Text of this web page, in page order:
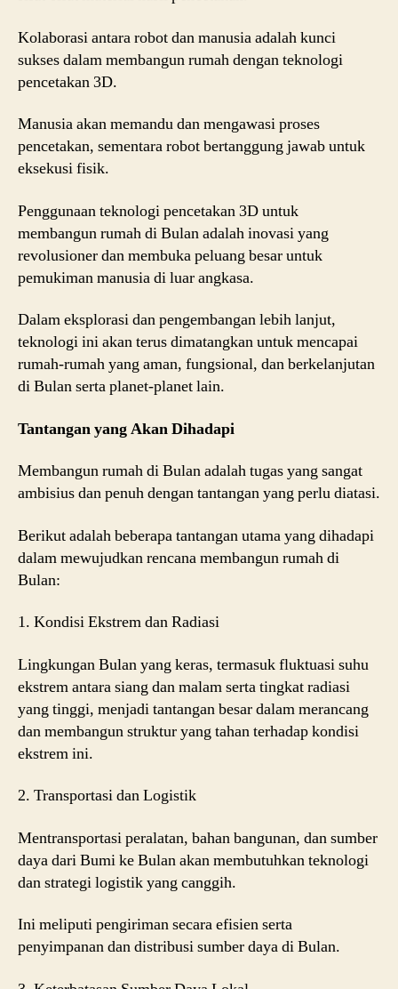
Kolaborasi antara robot dan manusia adalah kunci
sukses dalam membangun rumah dengan teknologi
pencetakan 3D.
Manusia akan memandu dan mengawasi proses
pencetakan, sementara robot bertanggung jawab untuk
eksekusi fisik.
Penggunaan teknologi pencetakan 3D untuk
membangun rumah di Bulan adalah inovasi yang
revolusioner dan membuka peluang besar untuk
pemukiman manusia di luar angkasa.
Dalam eksplorasi dan pengembangan lebih lanjut,
teknologi ini akan terus dimatangkan untuk mencapai
rumah-rumah yang aman, fungsional, dan berkelanjutan
di Bulan serta planet-planet lain.
Tantangan yang Akan Dihadapi
Membangun rumah di Bulan adalah tugas yang sangat
ambisius dan penuh dengan tantangan yang perlu diatasi.
Berikut adalah beberapa tantangan utama yang dihadapi
dalam mewujudkan rencana membangun rumah di
Bulan:
1. Kondisi Ekstrem dan Radiasi
Lingkungan Bulan yang keras, termasuk fluktuasi suhu
ekstrem antara siang dan malam serta tingkat radiasi
yang tinggi, menjadi tantangan besar dalam merancang
dan membangun struktur yang tahan terhadap kondisi
ekstrem ini.
2. Transportasi dan Logistik
Mentransportasi peralatan, bahan bangunan, dan sumber
daya dari Bumi ke Bulan akan membutuhkan teknologi
dan strategi logistik yang canggih.
Ini meliputi pengiriman secara efisien serta
penyimpanan dan distribusi sumber daya di Bulan.